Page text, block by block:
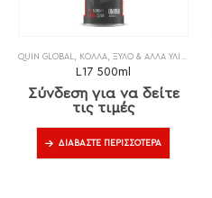
QUIN GLOBAL, ΚΌΛΛΑ,ΞΎΛΟ & ΆΛΛΑ ΥΛΙΚΆ
L17 500ml
Σύνδεση για να δείτε
τις τιμές
ΔΙΑΒΆΣΤΕ ΠΕΡΙΣΣΌΤΕΡΑ